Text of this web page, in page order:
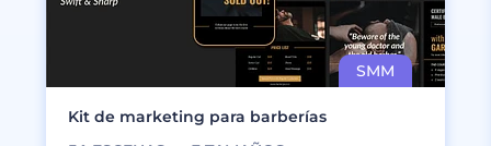
Kit de marketing para barberías